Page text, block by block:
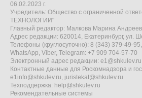
06.02.2023 г.
Учредитель: Общество с ограниченной
ТЕХНОЛОГИИ"
Главный редактор: Малкова Марина
Адрес редакции: 620014, Екатеринбург, ул.
Телефоны (круглосуточно): 8 (343) 379-49-
WhatsApp, Viber, Telegram: +7 909 704-57-70
Электронный адрес редакции: e1@shkulev.ru
Контактные данные для Роскомнадзора и
e1info@shkulev.ru, juristekat@shkulev.ru
Техподдержка: help@shkulev.ru
Рекомендательные системы